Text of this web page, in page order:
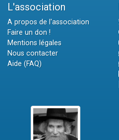
L'association
A propos de l'association
Faire un don !
Mentions légales
Nous contacter
Aide (FAQ)